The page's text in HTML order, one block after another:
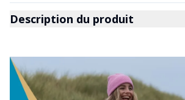
Description du produit